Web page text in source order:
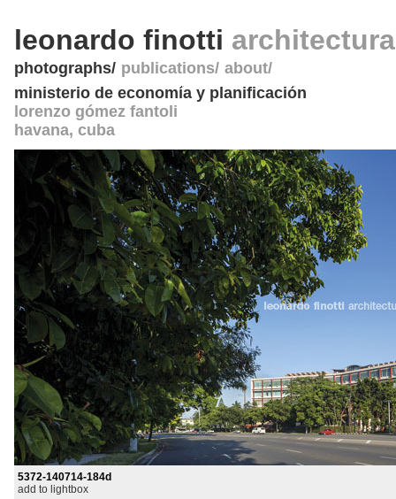
leonardo finotti
photographs publications about
ministerio de economía y planificación
lorenzo gómez fantoli
havana, cuba
5372-140714-184d
add to lightbox